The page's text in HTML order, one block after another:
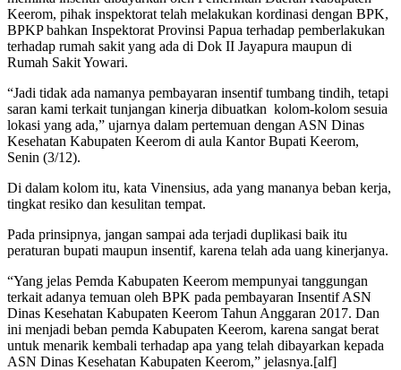
Keerom, pihak inspektorat telah melakukan kordinasi dengan BPK,
BPKP bahkan Inspektorat Provinsi Papua terhadap pemberlakukan
terhadap rumah sakit yang ada di Dok II Jayapura maupun di
Rumah Sakit Yowari.
“Jadi tidak ada namanya pembayaran insentif tumbang tindih, tetapi
saran kami terkait tunjangan kinerja dibuatkan kolom-kolom sesuia
lokasi yang ada,” ujarnya dalam pertemuan dengan ASN Dinas
Kesehatan Kabupaten Keerom di aula Kantor Bupati Keerom,
Senin (3/12).
Di dalam kolom itu, kata Vinensius, ada yang mananya beban kerja,
tingkat resiko dan kesulitan tempat.
Pada prinsipnya, jangan sampai ada terjadi duplikasi baik itu
peraturan bupati maupun insentif, karena telah ada uang kinerjanya.
“Yang jelas Pemda Kabupaten Keerom mempunyai tanggungan
terkait adanya temuan oleh BPK pada pembayaran Insentif ASN
Dinas Kesehatan Kabupaten Keerom Tahun Anggaran 2017. Dan
ini menjadi beban pemda Kabupaten Keerom, karena sangat berat
untuk menarik kembali terhadap apa yang telah dibayarkan kepada
ASN Dinas Kesehatan Kabupaten Keerom,” jelasnya.[alf]